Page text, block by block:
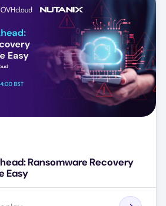
Ransomware Recovery
Easy